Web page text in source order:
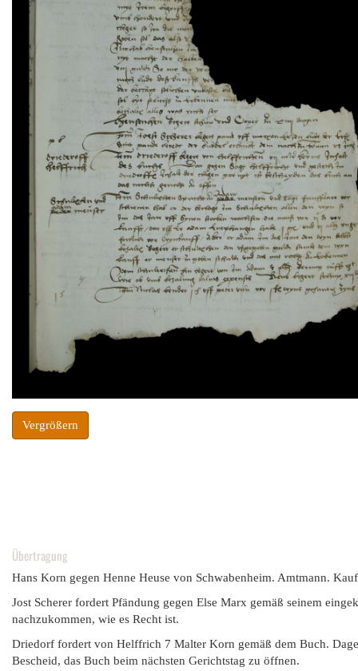
Vergrößern
Übertragung
Hans Korn gegen Henne Heuse von Schwabenheim. Amtmann.
Jost Scherer fordert Pfändung gegen Else Marx gemäß seinem
nachzukommen, wie es Recht ist.
Driedorf fordert von Helffrich 7 Malter Korn gemäß dem Buch.
Bescheid, das Buch beim nächsten Gerichtstag zu öffnen.